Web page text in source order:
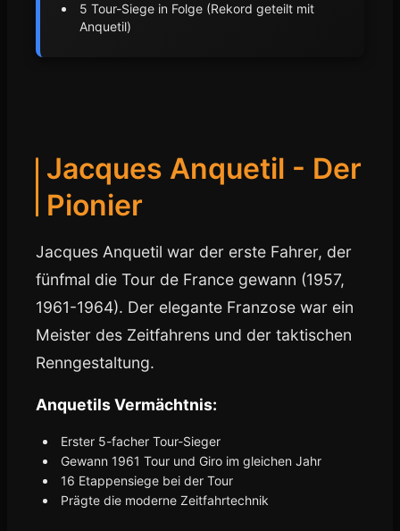
5 Tour-Siege in Folge (Rekord geteilt mit
Anquetil)
Jacques Anquetil - Der
Pionier
Jacques Anquetil war der erste Fahrer, der
fünfmal die Tour de France gewann (1957,
1961-1964). Der elegante Franzose war ein
Meister des Zeitfahrens und der taktischen
Renngestaltung.
Anquetils Vermächtnis:
Erster 5-facher Tour-Sieger
Gewann 1961 Tour und Giro im gleichen Jahr
16 Etappensiege bei der Tour
Prägte die moderne Zeitfahrtechnik